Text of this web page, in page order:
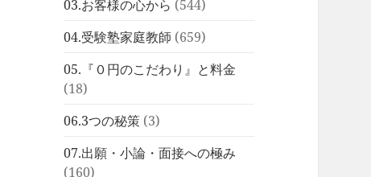
03.お客様の心から (544)
04.受験塾家庭教師 (659)
05.『０円のこだわり』と料金
(18)
06.3つの秘策 (3)
07.出願・小論・面接への極み
(160)